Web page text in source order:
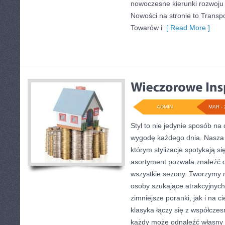
nowoczesne kierunki
Nowości na stronie to
Towarów i [ Read More ]
MAR -
ADMIN
Styl to nie jedynie sposób
wygodę każdego dnia.
którym stylizacje spotykają
asortyment pozwala znaleźć
wszystkie sezony. Tworzymy
osoby szukające
zimniejsze poranki, jak i na
klasyka łączy się z
każdy może odnaleźć